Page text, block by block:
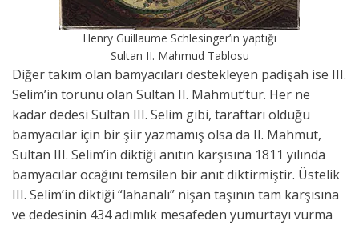
Henry Guillaume Schlesinger’ın yaptığı
Sultan II. Mahmud Tablosu
Diğer takım olan bamyacıları destekleyen padişah ise III.
Selim’in torunu olan Sultan II. Mahmut’tur. Her ne
kadar dedesi Sultan III. Selim gibi, taraftarı olduğu
bamyacılar için bir şiir yazmamış olsa da II. Mahmut,
Sultan III. Selim’in diktiği anıtın karşısına 1811 yılında
bamyacılar ocağını temsilen bir anıt diktirmiştir. Üstelik
III. Selim’in diktiği “lahanalı” nişan taşının tam karşısına
ve dedesinin 434 adımlık mesafeden yumurtayı vurma